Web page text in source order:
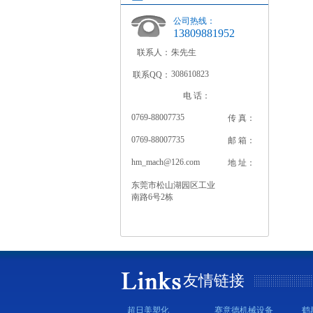
公司热线：
13809881952
联系人： 朱先生
联系QQ： 308610823
电 话：
0769-88007735 传 真：
0769-88007735 邮 箱：
hm_mach@126.com 地 址：
东莞市松山湖园区工业
南路6号2栋
友情链接
超日美塑化 赛意德机械设备 鹤